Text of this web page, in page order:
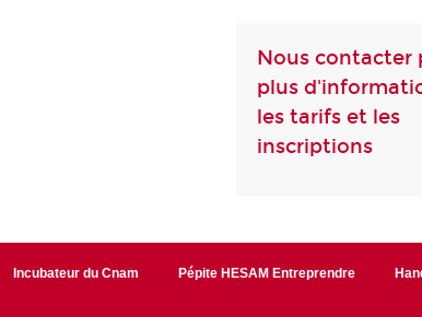
Nous contacter
plus
les tarifs et les
inscriptions
Incubateur du Cnam Pépite HESAM Entreprendre